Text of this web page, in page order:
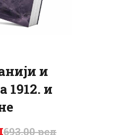
и
1912. и
693.00рсд